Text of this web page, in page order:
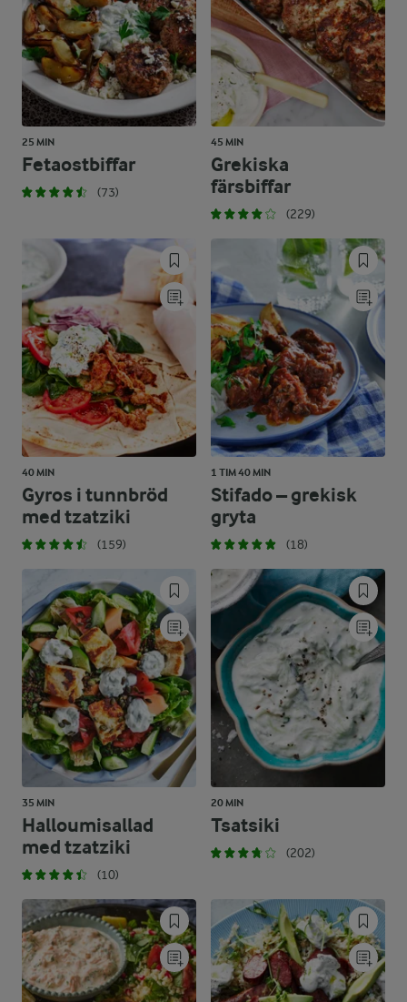
25 MIN
Fetaostbiffar
(73)
45 MIN
Grekiska
färsbiffar
(229)
40 MIN
Gyros i tunnbröd
med tzatziki
(159)
1 TIM 40 MIN
Stifado – grekisk
gryta
(18)
35 MIN
Halloumisallad
med tzatziki
(10)
20 MIN
Tsatsiki
(202)